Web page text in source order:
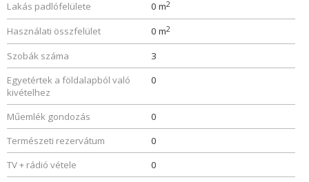
Lakás padlófelülete 0 m2
Használati összfelület 0 m2
Szobák száma
3
Egyetértek a földalapból való
kivételhez
0
Műemlék gondozás
0
Természeti rezervátum
0
TV + rádió vétele
0